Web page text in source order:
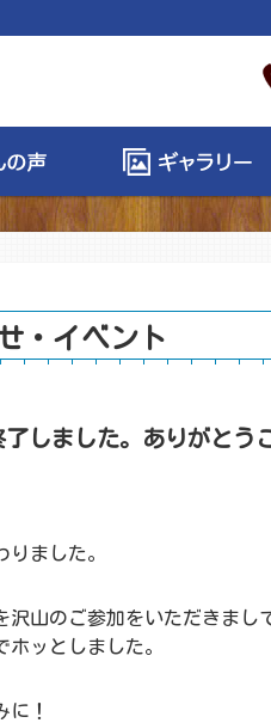
・イベント
しました。ありがとう
ました。
山のご参加をいただきまし
ッとしました。
！